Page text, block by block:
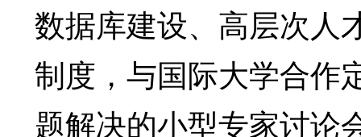
数据库建设、高层次人
制度，与国际大学合作
题解决的小型专家讨论